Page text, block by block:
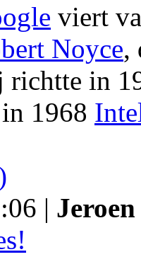
viert
Noyce,
richtte in
1968
|